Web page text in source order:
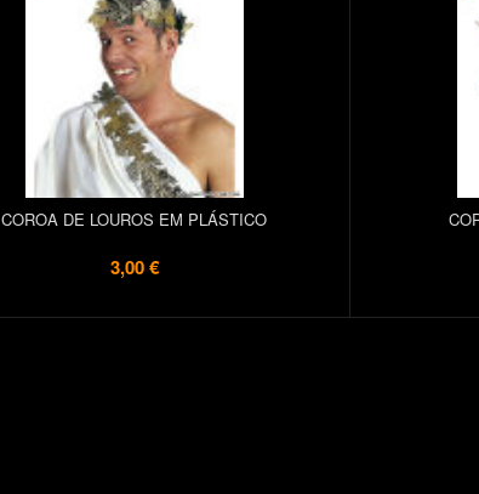
COROA DE LOUROS EM PLÁSTICO
3,00 €